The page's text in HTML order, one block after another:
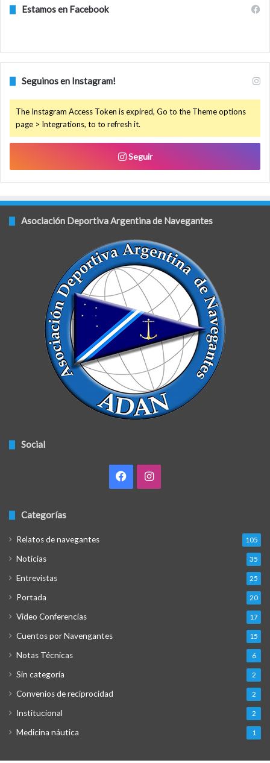
Estamos en Facebook
Seguinos en Instagram!
The Instagram Access Token is expired, Go to the Theme options
page > Integrations, to to refresh it.
Seguir
Asociación Deportiva Argentina de Navegantes
Social
FacebookInstagram
Categorías
Relatos de navegantes 105
Noticias 35
Entrevistas 25
Portada 20
Video Conferencias 17
Cuentos por Navengantes 15
Notas Técnicas 6
Sin categoría 2
Convenios de reciprocidad 2
Institucional 2
Medicina náutica 1